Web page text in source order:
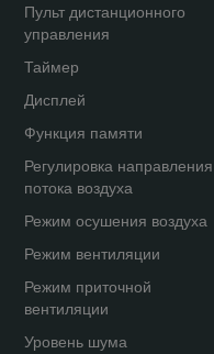
Пульт дистанционного
управления
Таймер
Дисплей
Функция памяти
Регулировка направления
потока воздуха
Режим осушения воздуха
Режим вентиляции
Режим приточной
вентиляции
Уровень шума